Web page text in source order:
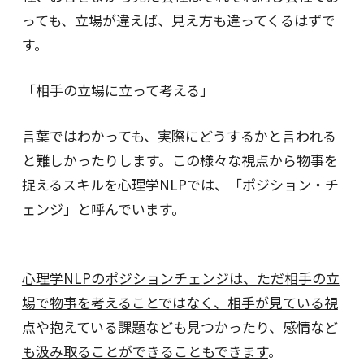
っても、立場が違えば、見え方も違ってくるはずで
す。
「相手の立場に立って考える」
言葉ではわかっても、実際にどうするかと言われる
と難しかったりします。この様々な視点から物事を
捉えるスキルを心理学NLPでは、「ポジション・チ
ェンジ」と呼んでいます。
心理学NLPのポジションチェンジは、ただ相手の立
場で物事を考えることではなく、相手が見ている視
点や抱えている課題なども見つかったり、感情など
も汲み取ることができることもできます。